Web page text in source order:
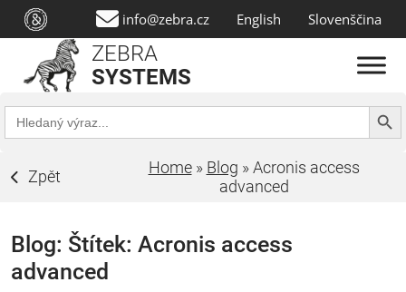
info@zebra.cz English Slovenščina
ZEBRA
SYSTEMS
Search
for:
Search
Zpět Home» Blog »Acronis access
advanced
Blog: Štítek: Acronis access
advanced